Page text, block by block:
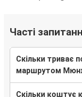
Часті
Скільки триває
маршрутом
Скільки коштує